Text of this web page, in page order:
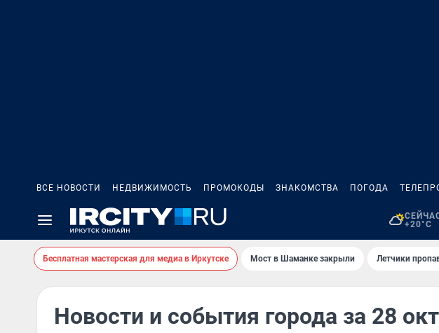
ВСЕ НОВОСТИ НЕДВИЖИМОСТЬ ПРОМОКОДЫ ЗНАКОМСТВА ПОГОДА
+20°C
Бесплатная мастерская для медиа в Иркутске Мост в Шаманке закрыли Летчики
Новости и события города за 28